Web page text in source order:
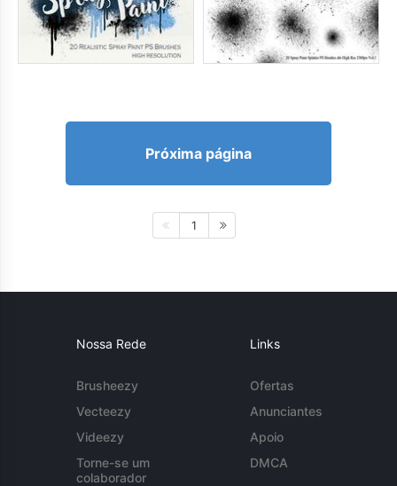
Próxima página
1
Nossa Rede
Brusheezy
Vecteezy
Videezy
Torne-se um
colaborador
Links
Ofertas
Anunciantes
Apoio
DMCA